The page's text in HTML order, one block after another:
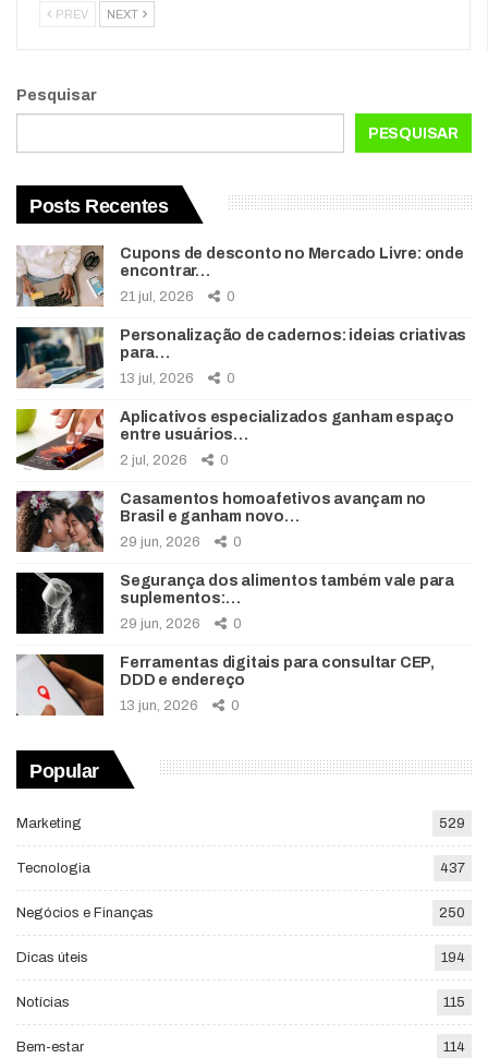
PREV NEXT
Pesquisar
PESQUISAR
Posts Recentes
Cupons de desconto no Mercado Livre: onde
encontrar…
21 jul, 2026 0
Personalização de cadernos: ideias criativas
para…
13 jul, 2026 0
Aplicativos especializados ganham espaço
entre usuários…
2 jul, 2026 0
Casamentos homoafetivos avançam no
Brasil e ganham novo…
29 jun, 2026 0
Segurança dos alimentos também vale para
suplementos:…
29 jun, 2026 0
Ferramentas digitais para consultar CEP,
DDD e endereço
13 jun, 2026 0
Popular
Marketing 529
Tecnologia 437
Negócios e Finanças 250
Dicas úteis 194
Notícias 115
Bem-estar 114